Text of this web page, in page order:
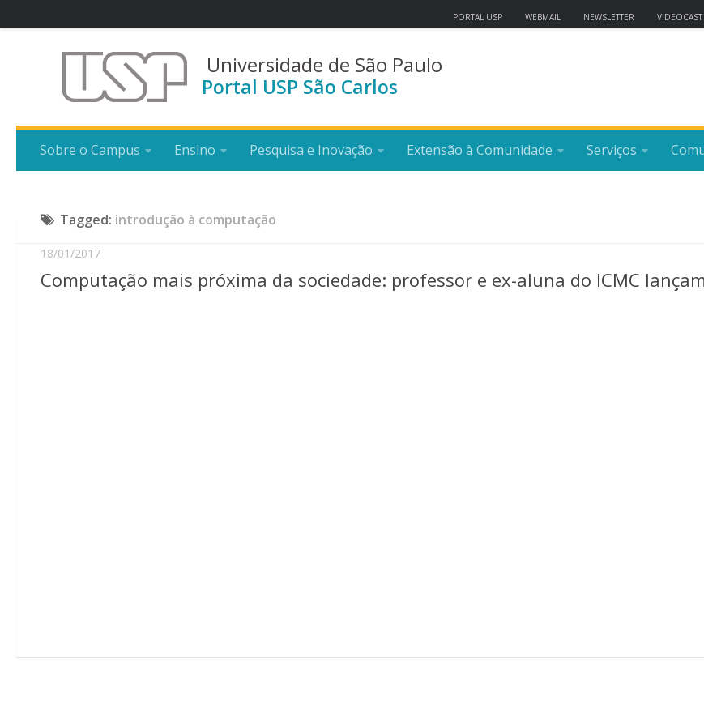
PORTAL USP WEBMAIL NEWSLETTER VIDEOCAST
Universidade de São Paulo
Portal USP São Carlos
Sobre o Campus Ensino Pesquisa e Inovação Extensão à Comunidade Serviços
Tagged: introdução à computação
18/01/2017
Computação mais próxima da sociedade: professor e ex-aluna do ICMC